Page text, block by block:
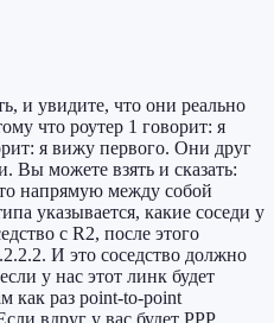
и увидите, что они реально
что роутер 1 говорит: я
я вижу первого. Они друг
Вы можете взять и сказать:
напрямую между собой
указывается, какие соседи у
с R2, после этого
И это соседство должно
у нас этот линк будет
как раз point-to-point